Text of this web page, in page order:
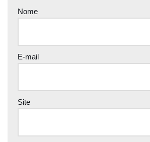
Nome
E-mail
Site